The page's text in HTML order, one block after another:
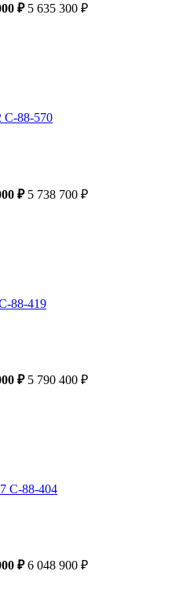
₽ 5 635 300 ₽
С-88-570
₽ 5 738 700 ₽
88-419
₽ 5 790 400 ₽
С-88-404
₽ 6 048 900 ₽